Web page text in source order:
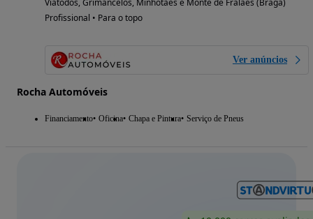
Profissional • Para o topo
Ver anúncios
Rocha Automóveis
Financiamento Oficina Chapa e Pintura Serviço de Pneus